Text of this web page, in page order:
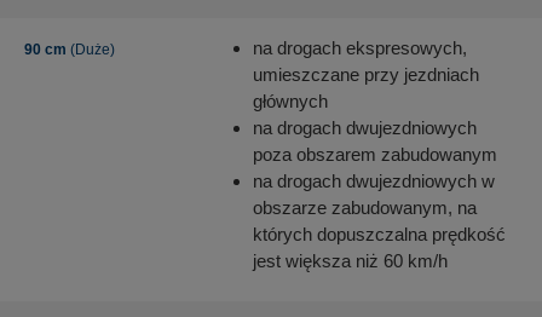
90 cm (Duże)
na drogach ekspresowych,
umieszczane przy jezdniach
głównych
na drogach dwujezdniowych
poza obszarem zabudowanym
na drogach dwujezdniowych w
obszarze zabudowanym, na
których dopuszczalna prędkość
jest większa niż 60 km/h